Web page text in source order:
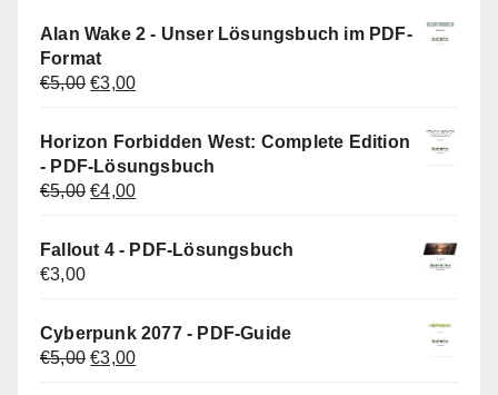
Alan Wake 2 - Unser Lösungsbuch im PDF-
Format
€5,00 Ursprünglicher
war:
€5,00
€3,00Aktueller
ist:
€3,00.
Horizon Forbidden West: Complete Edition
- PDF-Lösungsbuch
€5,00 Ursprünglicher
war:
€4,00Aktueller
ist:
Fallout 4 - PDF-Lösungsbuch
€3,00
Cyberpunk 2077 - PDF-Guide
€5,00 Ursprünglicher
€3,00Aktueller